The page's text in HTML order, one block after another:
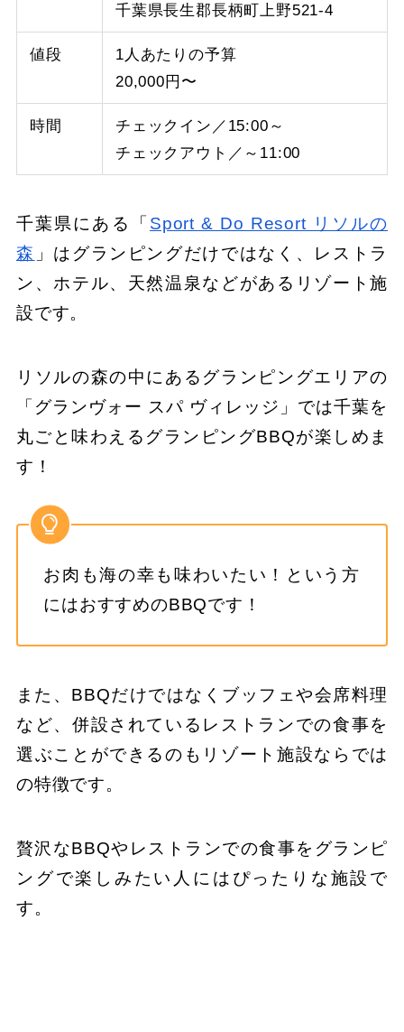
千葉県長生郡長柄町上野521-4
値段
1人あたりの予算
20,000円〜
時間
チェックイン／15:00～
チェックアウト／～11:00
千葉県にある「 Sport & Do Resort リソルの
森 」はグランピングだけではなく、レストラ
ン、ホテル、天然温泉などがあるリゾート施
設です。
リソルの森の中にあるグランピングエリアの
「グランヴォー スパ ヴィレッジ」では千葉を
丸ごと味わえるグランピングBBQが楽しめま
す！
お肉も海の幸も味わいたい！という方
にはおすすめのBBQです！
また、BBQだけではなくブッフェや会席料理
など、併設されているレストランでの食事を
選ぶことができるのもリゾート施設ならでは
の特徴です。
贅沢なBBQやレストランでの食事をグランピ
ングで楽しみたい人にはぴったりな施設で
す。